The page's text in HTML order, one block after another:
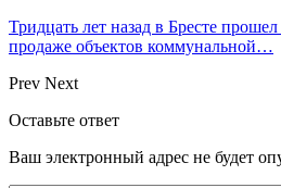
Тридцать лет назад в Бресте
продаже объектов коммунальной…
Prev Next
Оставьте ответ
Ваш электронный адрес не будет